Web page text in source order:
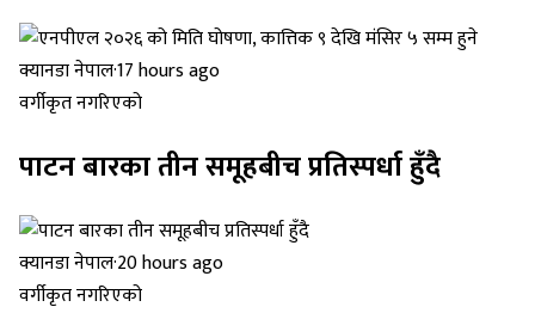
क्यानडा नेपाल·17 hours ago
वर्गीकृत नगरिएको
पाटन बारका तीन समूहबीच प्रतिस्पर्धा हुँदै
क्यानडा नेपाल·20 hours ago
वर्गीकृत नगरिएको